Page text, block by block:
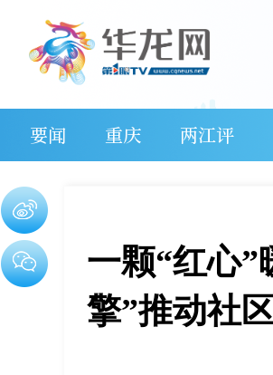
要闻 重庆 两江评
一颗“红心”
擎”推动社